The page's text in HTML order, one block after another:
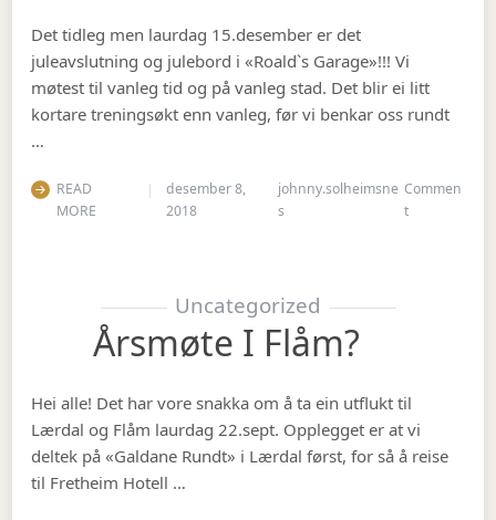
Det tidleg men laurdag 15.desember er det
juleavslutning og julebord i «Roald`s Garage»!!! Vi
møtest til vanleg tid og på vanleg stad. Det blir ei litt
kortare treningsøkt enn vanleg, før vi benkar oss rundt
…
READ
MORE
desember 8,
2018
johnny.solheimsne
s
Commen
ton Julebordet
Uncategorized
Årsmøte I Flåm?
Hei alle! Det har vore snakka om å ta ein utflukt til
Lærdal og Flåm laurdag 22.sept. Opplegget er at vi
deltek på «Galdane Rundt» i Lærdal først, for så å reise
til Fretheim Hotell …